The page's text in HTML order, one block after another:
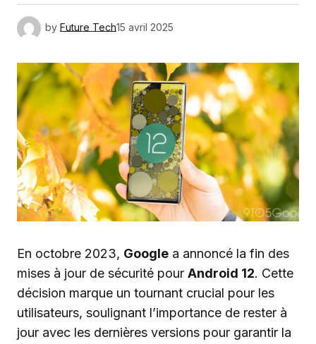
by Future Tech15 avril 2025
En octobre 2023, Google a annoncé la fin des
mises à jour de sécurité pour Android 12. Cette
décision marque un tournant crucial pour les
utilisateurs, soulignant l’importance de rester à
jour avec les dernières versions pour garantir la